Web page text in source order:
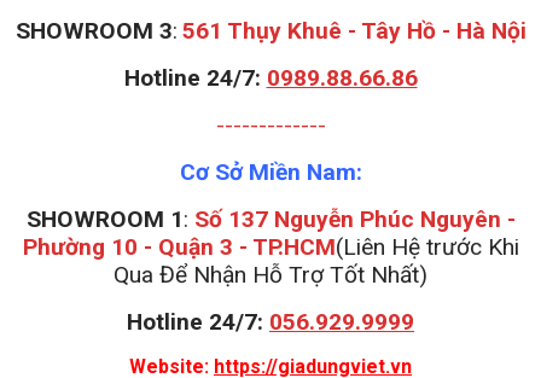
SHOWROOM 3: 561 Thụy Khuê - Tây Hồ - Hà Nội
Hotline 24/7: 0989.88.66.86
-------------
Cơ Sở Miền Nam:
SHOWROOM 1: Số 137 Nguyễn Phúc Nguyên -
Phường 10 - Quận 3 - TP.HCM(Liên Hệ trước Khi
Qua Để Nhận Hỗ Trợ Tốt Nhất)
Hotline 24/7: 056.929.9999
Website: https://giadungviet.vn